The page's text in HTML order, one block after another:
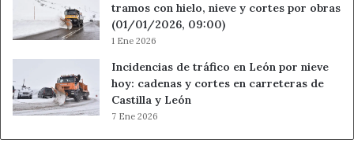
tramos con hielo, nieve y cortes por obras
(01/01/2026, 09:00)
1 Ene 2026
Incidencias de tráfico en León por nieve
hoy: cadenas y cortes en carreteras de
Castilla y León
7 Ene 2026